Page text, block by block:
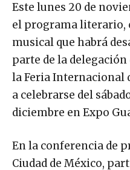
Este lunes 20 de
el programa literario,
musical que habrá
parte de la
la Feria Internacional
a celebrarse del
diciembre en Expo
En la conferencia de
Ciudad de México,